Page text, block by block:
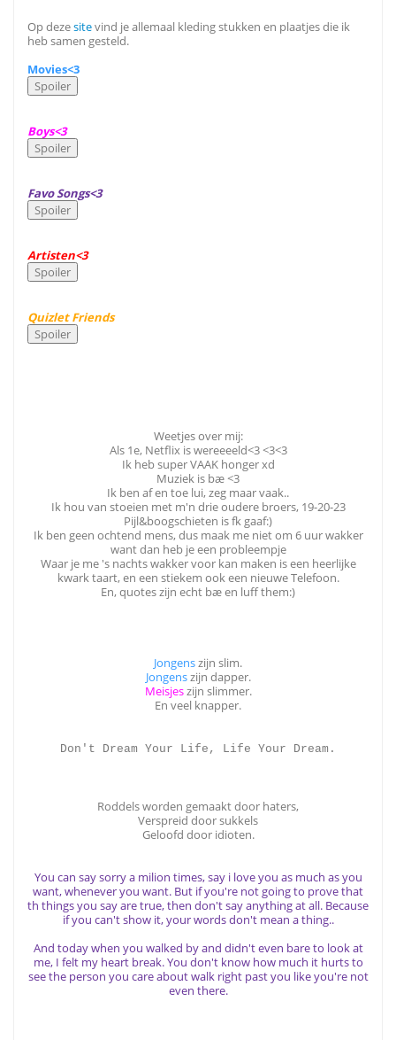
Op dezesitevind je allemaal kleding stukken en plaatjes die ik
heb samen gesteld.
Movies<3
Boys<3
Favo Songs<3
Artisten<3
Quizlet Friends
Weetjes over mij:
Als 1e, Netflix is wereeeeld<3 <3<3
Ik heb super VAAK honger xd
Muziek is bæ <3
Ik ben af en toe lui, zeg maar vaak..
Ik hou van stoeien met m'n drie oudere broers, 19-20-23
Pijl&boogschieten is fk gaaf:)
Ik ben geen ochtend mens, dus maak me niet om 6 uur wakker
want dan heb je een probleempje
Waar je me 's nachts wakker voor kan maken is een heerlijke
kwark taart, en een stiekem ook een nieuwe Telefoon.
En, quotes zijn echt bæ en luff them:)
Jongenszijn slim.
Jongenszijn dapper.
Meisjeszijn slimmer.
En veel knapper.
Don't Dream Your Life, Life Your Dream.
Roddels worden gemaakt door haters,
Verspreid door sukkels
Geloofd door idioten.
You can say sorry a milion times, say i love you as much as you
want, whenever you want. But if you're not going to prove that
th things you say are true, then don't say anything at all. Because
if you can't show it, your words don't mean a thing..
And today when you walked by and didn't even bare to look at
me, I felt my heart break. You don't know how much it hurts to
see the person you care about walk right past you like you're not
even there.